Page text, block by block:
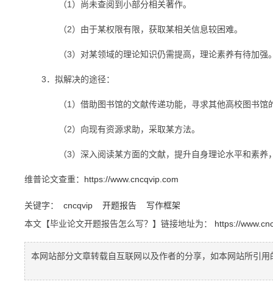
（1）尚未查阅到小部分相关著作。
（2）由于某权限有限，获取某相关信息较困难。
（3）对某领域的理论知识仍需提高，理论素养有待加强
3．拟解决的途径：
（1）借助图书馆的文献传递功能，寻求其他高校图书馆的
（2）向现有资源求助，采取某方法。
（3）深入阅读某方面的文献，提升自身理论水平和素养，
维普论文查重： https://www.cncqvip.com
关键字： cncqvip 开题报告
写作框架
本文【毕业论文开题报告怎么写？】链接地址为： https://
本网站部分文章转载自互联网以及作者的分享，如本网站所引